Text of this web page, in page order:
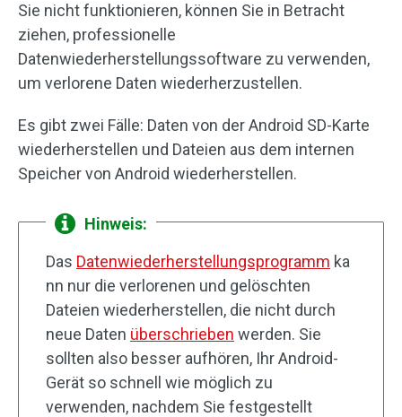
Sie nicht funktionieren, können Sie in Betracht
ziehen, professionelle
Datenwiederherstellungssoftware zu verwenden,
um verlorene Daten wiederherzustellen.
Es gibt zwei Fälle: Daten von der Android SD-Karte
wiederherstellen und Dateien aus dem internen
Speicher von Android wiederherstellen.
Hinweis:
Das Datenwiederherstellungsprogramm ka
nn nur die verlorenen und gelöschten
Dateien wiederherstellen, die nicht durch
neue Daten überschrieben werden. Sie
sollten also besser aufhören, Ihr Android-
Gerät so schnell wie möglich zu
verwenden, nachdem Sie festgestellt